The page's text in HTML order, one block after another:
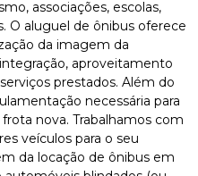
associações, escolas,
O aluguel de ônibus oferece
da imagem da
aproveitamento
prestados. Além do
necessária para
nova. Trabalhamos com
veículos para o seu
da locação de ônibus em